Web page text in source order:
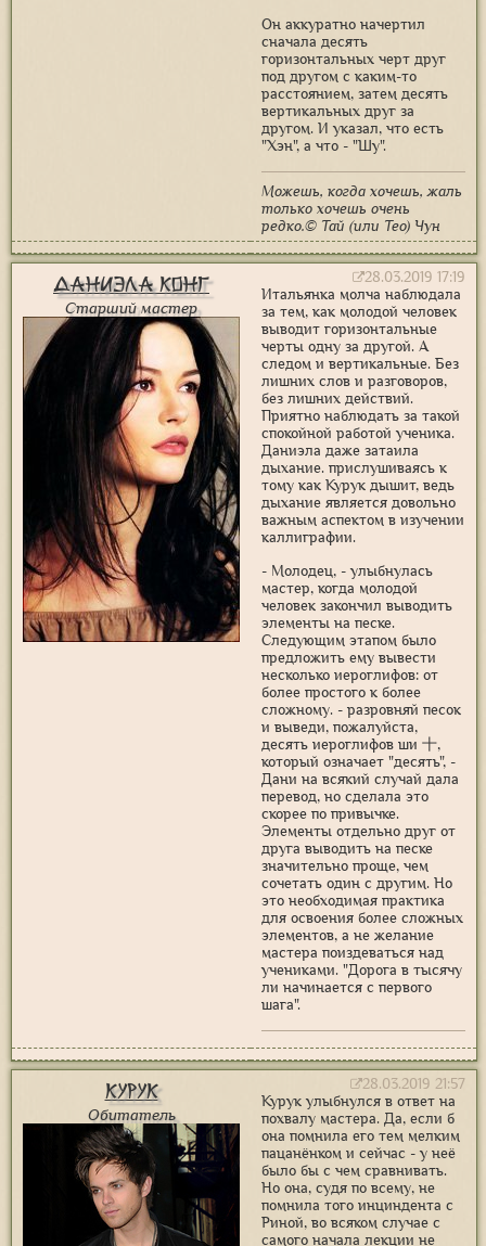
Он аккуратно начертил
сначала десять
горизонтальных черт друг
под другом с каким-то
расстоянием, затем десять
вертикальных друг за
другом. И указал, что есть
"Хэн", а что - "Шу".
Можешь, когда хочешь, жаль
только хочешь очень
редко.© Тай (или Тео) Чун
Даниэла Конг
Старший мастер
28.03.2019 17:19
Итальянка молча наблюдала
за тем, как молодой человек
выводит горизонтальные
черты одну за другой. А
следом и вертикальные. Без
лишних слов и разговоров,
без лишних действий.
Приятно наблюдать за такой
спокойной работой ученика.
Даниэла даже затаила
дыхание. прислушиваясь к
тому как Курук дышит, ведь
дыхание является довольно
важным аспектом в изучении
каллиграфии.
- Молодец, - улыбнулась
мастер, когда молодой
человек закончил выводить
элементы на песке.
Следующим этапом было
предложить ему вывести
несколько иероглифов: от
более простого к более
сложному. - разровняй песок
и выведи, пожалуйста,
десять иероглифов ши 十,
который означает "десять", -
Дани на всякий случай дала
перевод, но сделала это
скорее по привычке.
Элементы отдельно друг от
друга выводить на песке
значительно проще, чем
сочетать один с другим. Но
это необходимая практика
для освоения более сложных
элементов, а не желание
мастера поиздеваться над
учениками. "Дорога в тысячу
ли начинается с первого
шага".
Курук
Обитатель
28.03.2019 21:57
Курук улыбнулся в ответ на
похвалу мастера. Да, если б
она помнила его тем мелким
пацанёнком и сейчас - у неё
было бы с чем сравнивать.
Но она, судя по всему, не
помнила того инциндента с
Риной, во всяком случае с
самого начала лекции не